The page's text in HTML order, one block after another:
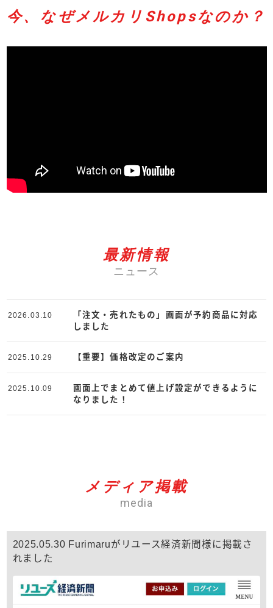
今、なぜメルカリShopsなのか？
ニュース
最新情報
「注文・売れたもの」画面が予約商品に対応
しました
2026.03.10
【重要】価格改定のご案内
2025.10.29
画面上でまとめて値上げ設定ができるように
なりました！
2025.10.09
media
メディア掲載
2025.05.30 Furimaruがリユース経済新聞様に掲載さ
れました